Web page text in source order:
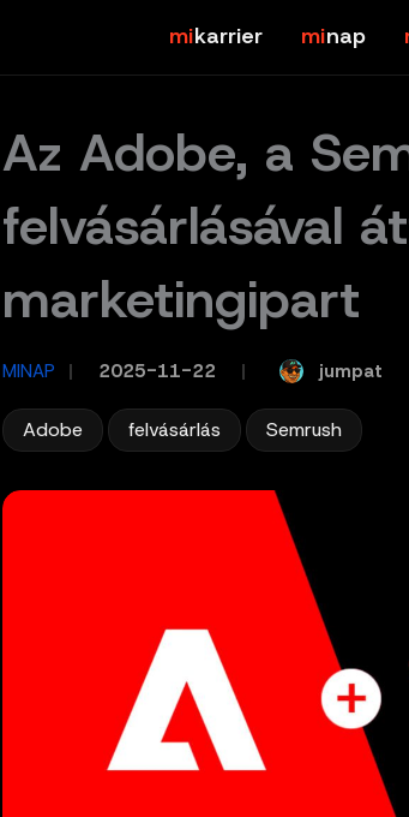
karrier nap
Az Adobe, a
felvásárlásával
marketingipart
MINAP 2025-11-22 jumpat
Adobe felvásárlás Semrush